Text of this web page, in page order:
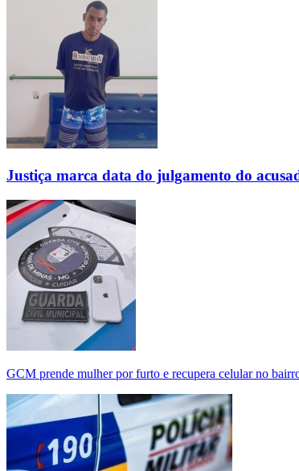
Justiça marca data do julgamento do
GCM prende mulher por furto e recupera celular no